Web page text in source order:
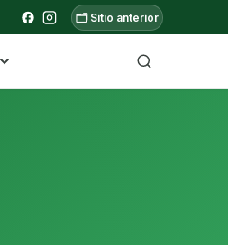
🗂️ Sitio anterior